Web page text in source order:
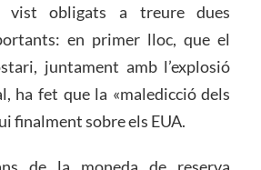
vist obligats a treure dues
en primer lloc, que el
juntament amb l’explosió
ha fet que la «maledicció dels
finalment sobre els EUA.
de la moneda de reserva